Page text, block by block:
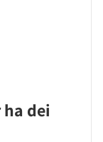
dei